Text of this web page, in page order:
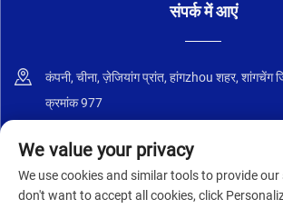
संपर्क में आएं
कंपनी, चीना, ज़ेजियांग प्रांत, हांगzhou शहर, शांगचेंग
क्रमांक 977
+86-18668589258
[email protected]
We value your privacy
We use cookies and similar tools to provide our
don't want to accept all cookies, click